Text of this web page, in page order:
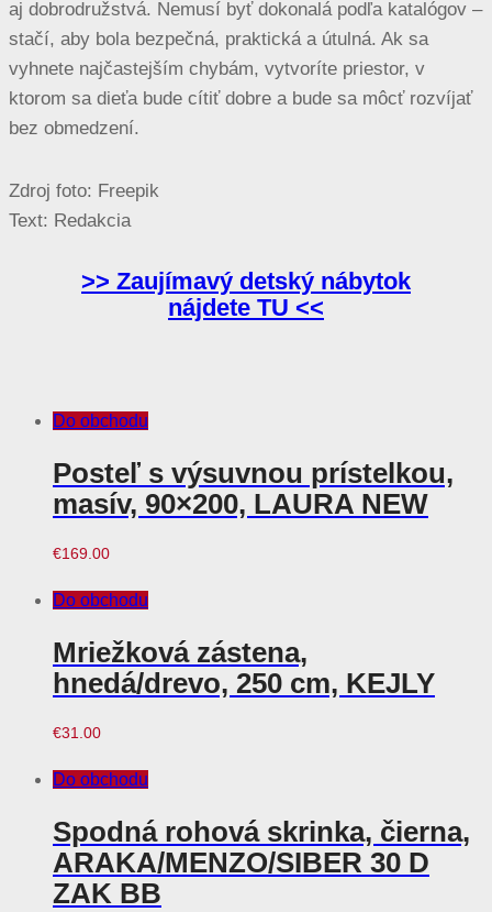
aj dobrodružstvá. Nemusí byť dokonalá podľa katalógov –
stačí, aby bola bezpečná, praktická a útulná. Ak sa
vyhnete najčastejším chybám, vytvoríte priestor, v
ktorom sa dieťa bude cítiť dobre a bude sa môcť rozvíjať
bez obmedzení.
Zdroj foto: Freepik
Text: Redakcia
>> Zaujímavý detský nábytok
nájdete TU <<
Do obchodu
Posteľ s výsuvnou prístelkou,
masív, 90×200, LAURA NEW
€169.00
Do obchodu
Mriežková zástena,
hnedá/drevo, 250 cm, KEJLY
€31.00
Do obchodu
Spodná rohová skrinka, čierna,
ARAKA/MENZO/SIBER 30 D
ZAK BB